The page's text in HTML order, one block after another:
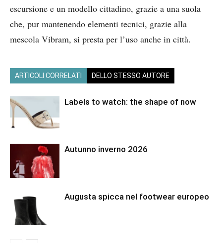
escursione e un modello cittadino, grazie a una suola
che, pur mantenendo elementi tecnici, grazie alla
mescola Vibram, si presta per l’uso anche in città.
ARTICOLI CORRELATI DELLO STESSO AUTORE
Labels to watch: the shape of now
Autunno inverno 2026
Augusta spicca nel footwear europeo